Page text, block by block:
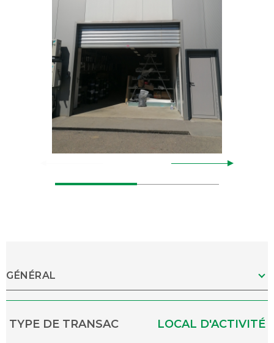
GÉNÉRAL
Caractérisque Valeurs
TYPE DE TRANSAC
LOCAL D'ACTIVITÉ